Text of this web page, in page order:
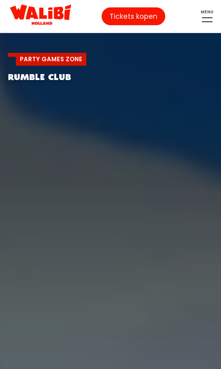
Tickets kopen MENU
PARTY GAMES ZONE
RUMBLE CLUB